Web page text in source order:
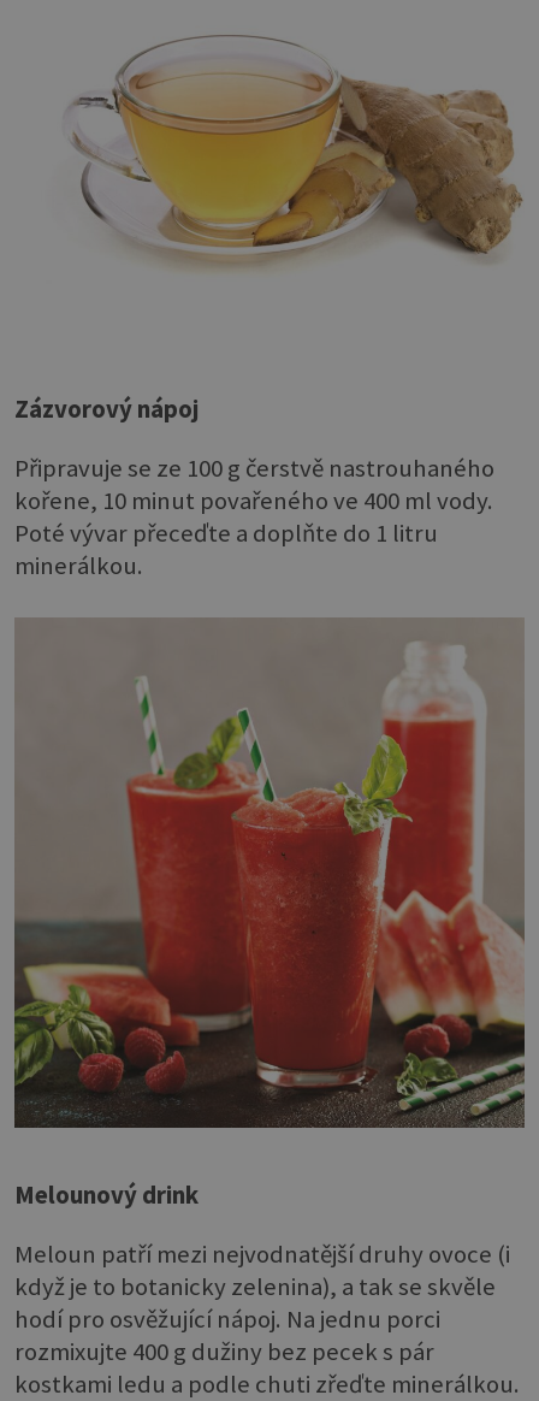
Zázvorový nápoj
Připravuje se ze 100 g čerstvě nastrouhaného
kořene, 10 minut povařeného ve 400 ml vody.
Poté vývar přeceďte a doplňte do 1 litru
minerálkou.
Melounový drink
Meloun patří mezi nejvodnatější druhy ovoce (i
když je to botanicky zelenina), a tak se skvěle
hodí pro osvěžující nápoj. Na jednu porci
rozmixujte 400 g dužiny bez pecek s pár
kostkami ledu a podle chuti zřeďte minerálkou.